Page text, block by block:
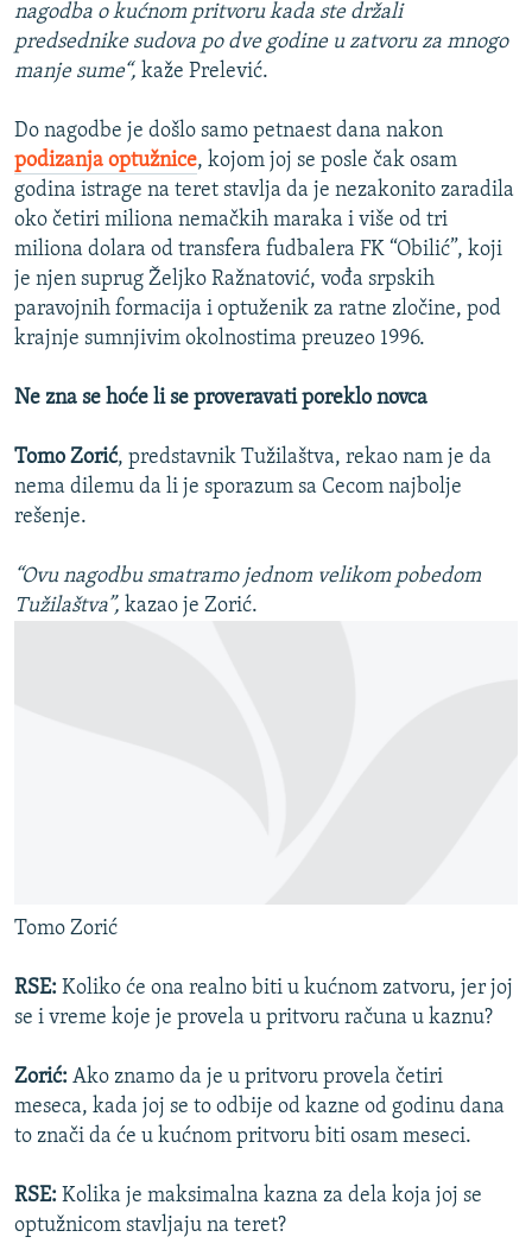
nagodba o kućnom pritvoru kada ste držali
predsednike sudova po dve godine u zatvoru za mnogo
manje sume“, kaže Prelević.
Do nagodbe je došlo samo petnaest dana nakon
podizanja optužnice, kojom joj se posle čak osam
godina istrage na teret stavlja da je nezakonito zaradila
oko četiri miliona nemačkih maraka i više od tri
miliona dolara od transfera fudbalera FK “Obilić”, koji
je njen suprug Željko Ražnatović, vođa srpskih
paravojnih formacija i optuženik za ratne zločine, pod
krajnje sumnjivim okolnostima preuzeo 1996.
Ne zna se hoće li se proveravati poreklo novca
Tomo Zorić, predstavnik Tužilaštva, rekao nam je da
nema dilemu da li je sporazum sa Cecom najbolje
rešenje.
“Ovu nagodbu smatramo jednom velikom pobedom
Tužilaštva”, kazao je Zorić.
Tomo Zorić
RSE: Koliko će ona realno biti u kućnom zatvoru, jer joj
se i vreme koje je provela u pritvoru računa u kaznu?
Zorić: Ako znamo da je u pritvoru provela četiri
meseca, kada joj se to odbije od kazne od godinu dana
to znači da će u kućnom pritvoru biti osam meseci.
RSE: Kolika je maksimalna kazna za dela koja joj se
optužnicom stavljaju na teret?